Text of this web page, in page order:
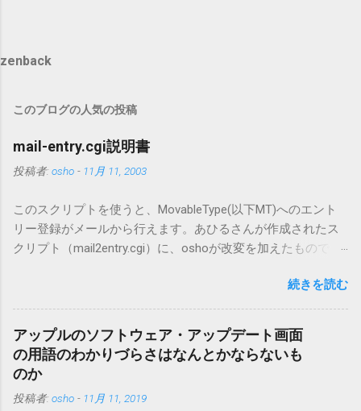
zenback
このブログの人気の投稿
mail-entry.cgi説明書
投稿者: osho - 11月 11, 2003
このスクリプトを使うと、MovableType(以下MT)へのエント
リー登録がメールから行えます。あひるさんが作成されたス
クリプト（mail2entry.cgi）に、oshoが改変を加えたもので
ーも出来ます。 バージョン0.5.3以降の動作確認はMT3.11で行
っています。0.5.2まではMT2.661で確認していました。0.5.3以
降もたぶん動くと思います。 現在のバージョンは0.5.3です。
（2004/12/4リリース）※0.6.3を公開しています。まだ心配な
点が多いため、こちらにはリンクしていません。安定を求め
る方は0.5.3を、新版の機能が必要な方は0.6.3をご利用くださ
い。 こちら からどうぞ。 0.3.6までのバージョンに、エント
続きを読む
アップルのソフトウェア・アップデート画面
の用語のわかりづらさはなんとかならないも
のか
投稿者: osho - 11月 11, 2019